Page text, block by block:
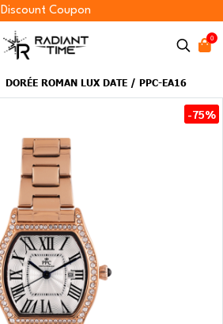
Discount Coupon
0
DORÉE ROMAN LUX DATE / PPC-EA16
-75%